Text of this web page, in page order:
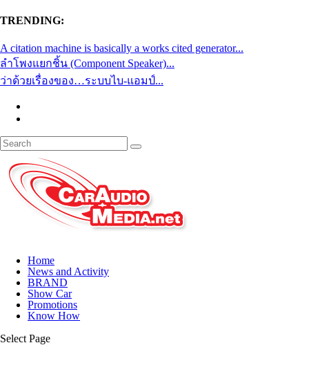
TRENDING:
A citation machine is basically a works cited generator...
ลำโพงแยกชิ้น (Component Speaker)...
ว่าด้วยเรื่องของ…ระบบไบ-แอมป์...
Home
News and Activity
BRAND
Show Car
Promotions
Know How
Select Page